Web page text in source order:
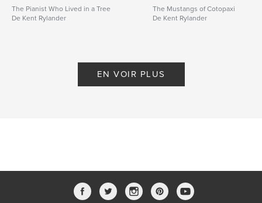
The Pianist Who Lived in a Tree
De Kent Rylander
The Mustangs of Cotopaxi
De Kent Rylander
EN VOIR PLUS